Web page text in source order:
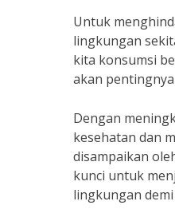
Untuk
lingkungan
kita konsumsi
akan
Dengan
kesehatan dan
disampaikan
kunci untuk
lingkungan